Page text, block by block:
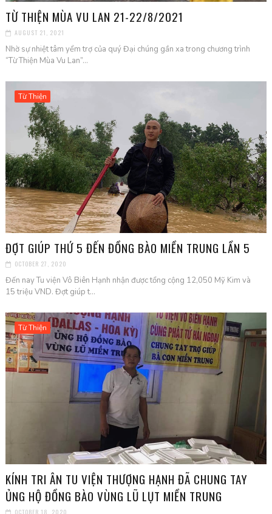
TỪ THIỆN MÙA VU LAN 21-22/8/2021
AUGUST 21, 2021
Nhờ sự nhiệt tâm yểm trợ của quý Đại chúng gần xa trong chương trình
“Từ Thiện Mùa Vu Lan”...
Từ Thiện
ĐỢT GIÚP THỨ 5 ĐẾN ĐỒNG BÀO MIỀN TRUNG LẦN 5
OCTOBER 27, 2020
Đến nay Tu viện Vô Biên Hạnh nhận được tổng cộng 12,050 Mỹ Kim và
15 triệu VND. Đợt giúp t...
Từ Thiện
KÍNH TRI ÂN TU VIỆN THƯỢNG HẠNH ĐÃ CHUNG TAY
ỦNG HỘ ĐỒNG BÀO VÙNG LŨ LỤT MIỀN TRUNG
OCTOBER 18, 2020